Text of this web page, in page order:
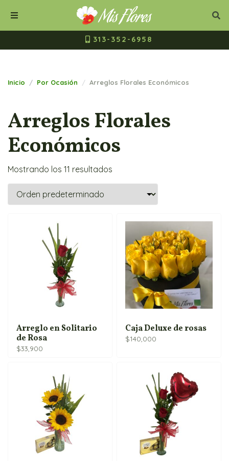
Cerrar
Buscar
313-352-6958
Inicio Por Ocasión Arreglos Florales Económicos
Arreglos Florales
Económicos
Mostrando los 11 resultados
Arreglo en Solitario
de Rosa
$33,900
Caja Deluxe de rosas
$140,000